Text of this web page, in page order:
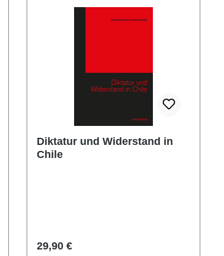
Diktatur und Widerstand in
Chile
Regulärer Preis:
29,90 €